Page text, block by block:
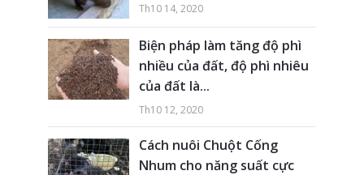
Th10 14, 2020
Biện pháp làm tăng độ phì
nhiều của đất, độ phì nhiêu
của đất là...
Th10 12, 2020
Cách nuôi Chuột Cống
Nhum cho năng suất cực